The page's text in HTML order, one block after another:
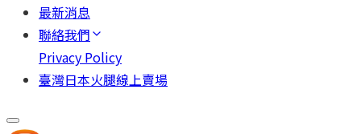
最新消息
聯絡我們
Privacy Policy
臺灣日本火腿線上賣場